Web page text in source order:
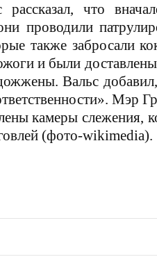
что
проводили
также забросали
и были
Вальс
Мэр
камеры слежения,
(фото-wikimedia).